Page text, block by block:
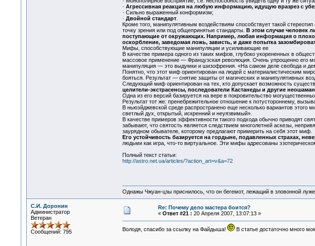
· Агрессивная реакция на любую информацию, идущую вразрез с
· Сильно выраженный конформизм;
· Двойной стандарт.
Кроме того, манипулятивным воздействиям способствует такой
точку зрения или под общепринятые стандарты.
В этом случае человек
поступающие от окружающих. Например, любая информация о
оскорбление, заведомая ложь, зависть, и даже попытка
Мифы, способствующие манипуляции и усиливающие ее
В качестве примера одного из таких мифов, глубоко укорененных в
массовое применение — Французская революция. Очень упрощенно его
манипуляция — это выдумки и шизофрения. «На самом деле свобода и
Понятно, что этот миф ориентирован на людей с материалистическим
бояться. Результат — снятие защиты от магических и манипулятивных
Следующий миф ориентирован на тех, кто допускает возможность
целители-экстрасенсы, последователи Кастанеды и другие
Одна из его версий базируется на вере в покровительство
Результат тот же: пренебрежительное отношение к потустороннему,
В ньюэйджевской среде распространено еще несколько вариантов
светлый дух, открытый, искренний и неуязвимый».
В качестве примеров эффективности такого подхода обычно приводят
забывают, что святость является следствием многолетней аскезы,
заурядном обывателе, которому предлагают примерить на себя этот миф.
Его устойчивость базируется на гордыне, подавленных страхах,
людьми как игра, что-то виртуальное. Эти мифы адресованы
Полный текст cтатьи:
http://astro.net.ua/articles/?action_art=v&a=72
Однажы Чжуан-цзы приснилось, что он бегемот, лежащий в зловонной
С.И. Доронин
Администратор
Ветеран
Сообщений: 795
Re: Почему дело мастера боится?
« Ответ #21 : 20 Апреля 2007, 13:07:13 »
Володя, спасибо за ссылку на Файдыша! В статье достаточно много